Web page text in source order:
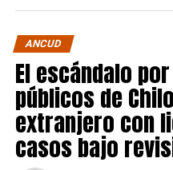
ANCUD
El escándalo
públicos de
extranjero con
casos bajo